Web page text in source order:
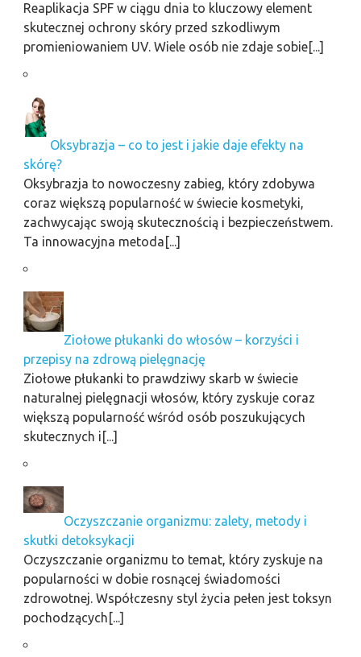
Reaplikacja SPF w ciągu dnia to kluczowy element
skutecznej ochrony skóry przed szkodliwym
promieniowaniem UV. Wiele osób nie zdaje sobie[...]
Oksybrazja – co to jest i jakie daje efekty na
skórę?
Oksybrazja to nowoczesny zabieg, który zdobywa
coraz większą popularność w świecie kosmetyki,
zachwycając swoją skutecznością i bezpieczeństwem.
Ta innowacyjna metoda[...]
Ziołowe płukanki do włosów – korzyści i
przepisy na zdrową pielęgnację
Ziołowe płukanki to prawdziwy skarb w świecie
naturalnej pielęgnacji włosów, który zyskuje coraz
większą popularność wśród osób poszukujących
skutecznych i[...]
Oczyszczanie organizmu: zalety, metody i
skutki detoksykacji
Oczyszczanie organizmu to temat, który zyskuje na
popularności w dobie rosnącej świadomości
zdrowotnej. Współczesny styl życia pełen jest toksyn
pochodzących[...]